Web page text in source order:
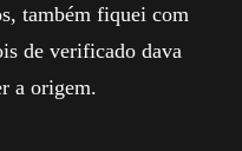
também fiquei com
de verificado dava
a origem.